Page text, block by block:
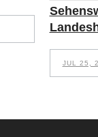
JUL 25,